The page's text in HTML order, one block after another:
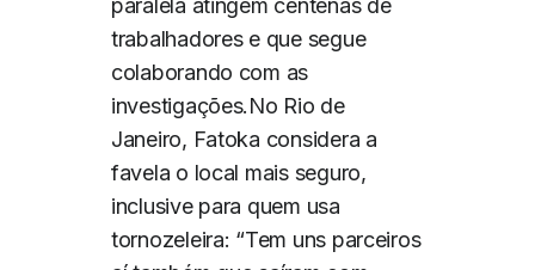
paralela atingem centenas de
trabalhadores e que segue
colaborando com as
investigações.No Rio de
Janeiro, Fatoka considera a
favela o local mais seguro,
inclusive para quem usa
tornozeleira: “Tem uns parceiros